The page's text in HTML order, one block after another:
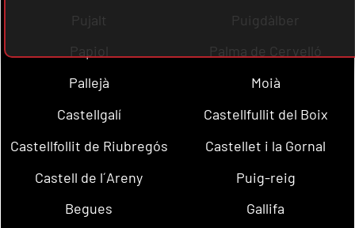
Pujalt
Puigdàlber
Papiol
Palma de Cervelló
Pallejà
Moià
Castellgalí
Castellfullit del Boix
Castellfollit de Riubregós
Castellet i la Gornal
Castell de l´Areny
Puig-reig
Begues
Gallifa